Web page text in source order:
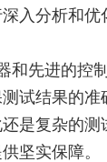
入分析和优
和先进的控
试结果的准
是复杂的测
坚实保障。